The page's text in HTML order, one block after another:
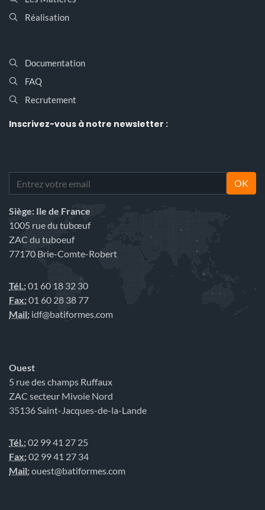
Réalisation
Documentation
FAQ
Recrutement
Inscrivez-vous à notre newsletter :
OK
Siège: Ile de France
1005 rue du tubœuf
ZAC du tuboeuf
77170 Brie-Comte-Robert
Tél.:01 60 18 32 30
Fax:01 60 28 38 77
Mail: idf@batiformes.com
Ouest
5 rue des champs Ruffaux
ZAC secteur Mivoie Nord
35136 Saint-Jacques-de-la-Lande
Tél.:02 99 41 27 25
Fax:02 99 41 27 34
Mail:ouest@batiformes.com